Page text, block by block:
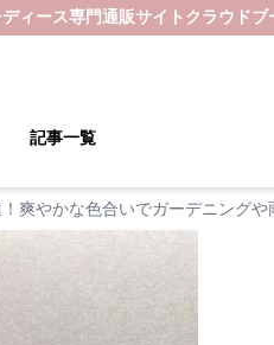
ィース専門通販サイト クラウドブ
記事一覧
爽やかな色合いでガーデニング